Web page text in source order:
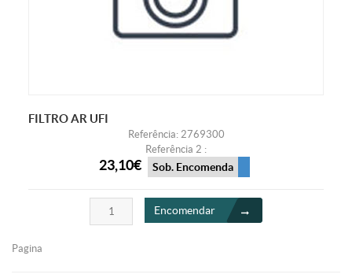
FILTRO AR UFI
Referência: 2769300
Referência 2 :
23,10€ Sob. Encomenda
Encomendar
Pagina